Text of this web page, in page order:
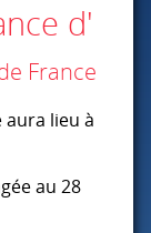
d'
France
aura lieu à
au 28